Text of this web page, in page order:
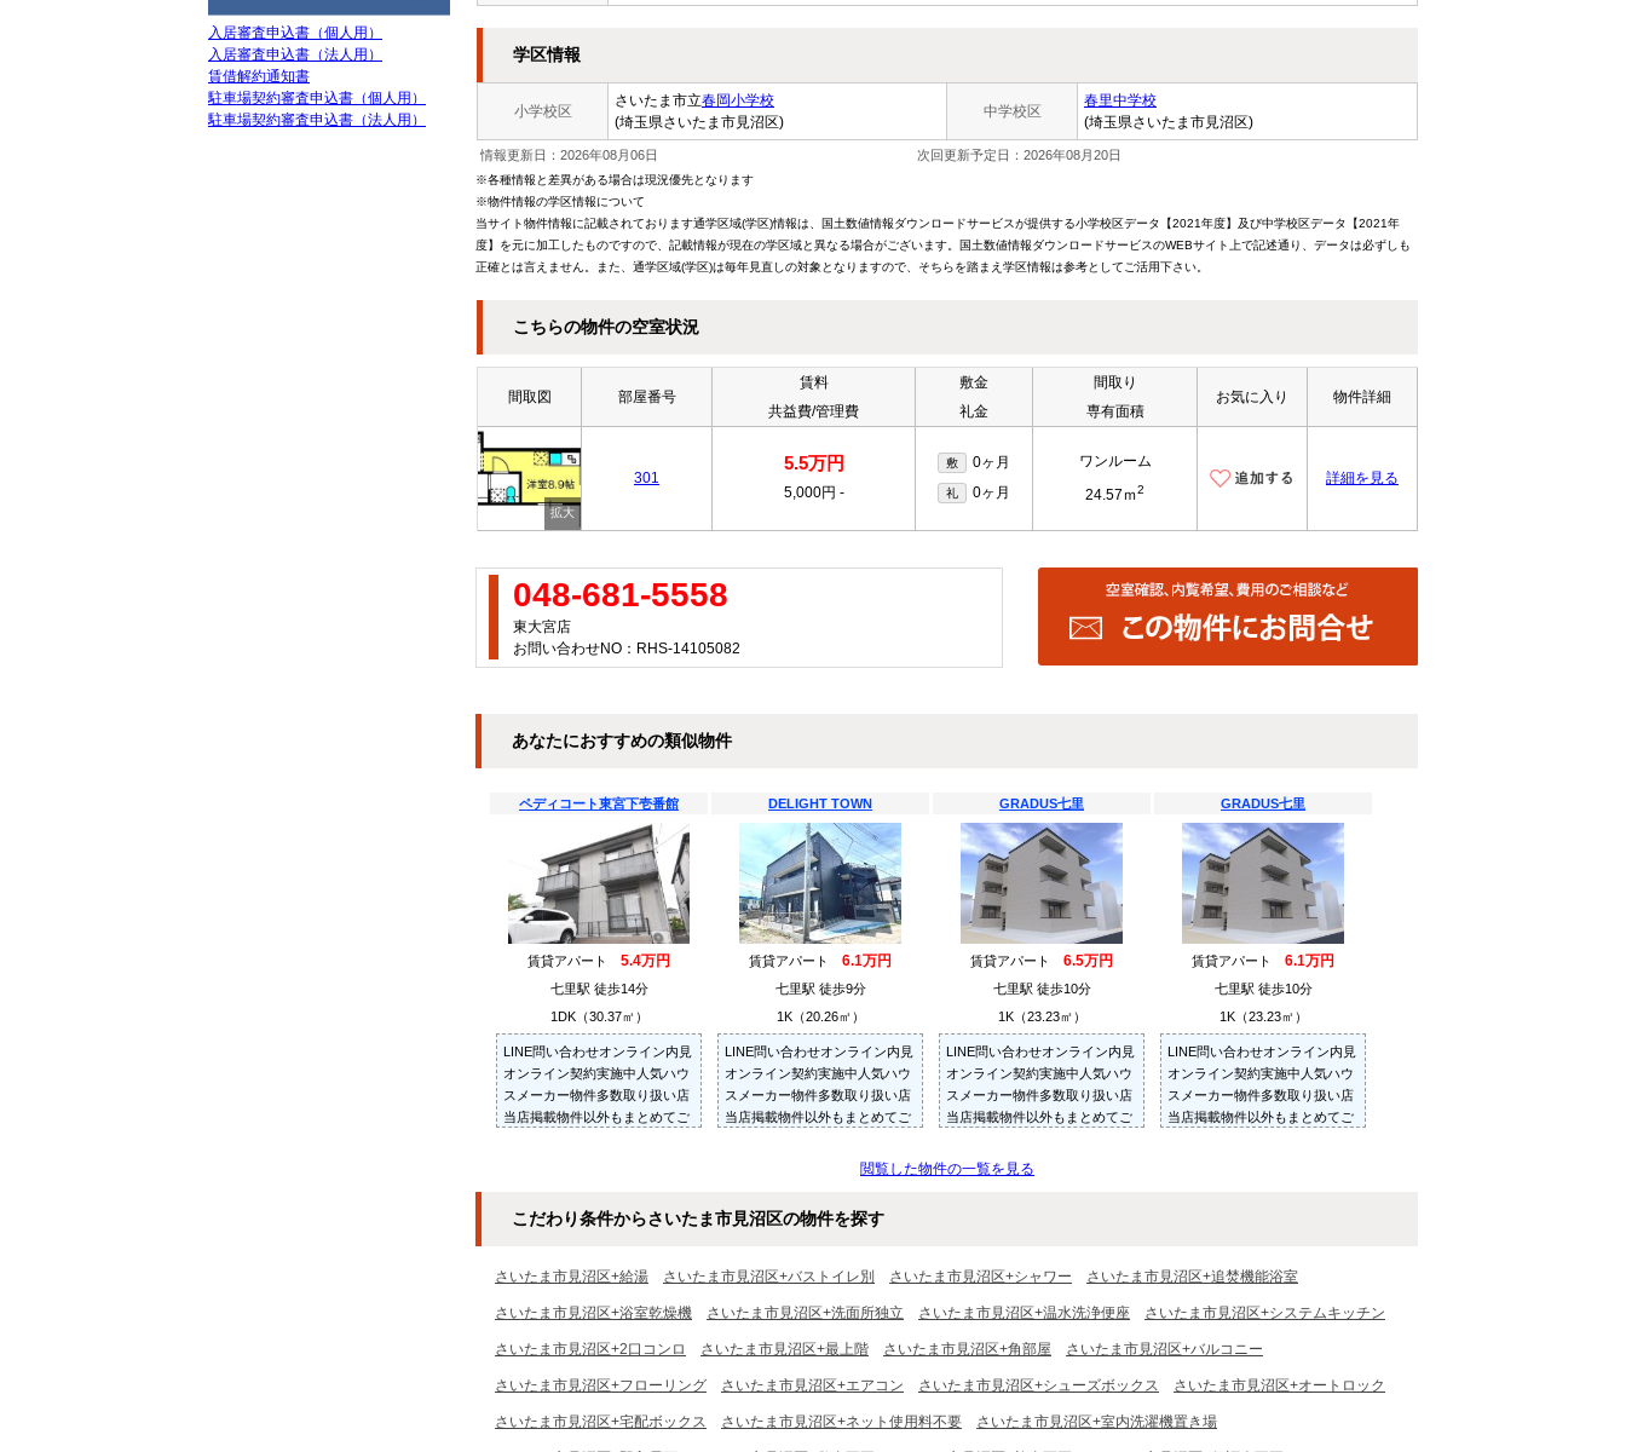
学区情報
小学校区
さいたま市立春岡小学校
(埼玉県さいたま市見沼区)
中学校区
春里中学校
(埼玉県さいたま市見沼区)
情報更新日：2026年08月06日 次回更新予定日：2026年08月20日
※各種情報と差異がある場合は現況優先となります
※物件情報の学区情報について
当サイト物件情報に記載されております通学区域(学区)情報は、国土数値情報ダウンロードサービスが提供する小学校区データ【2021年度】及び中学校区データ【2021年
度】を元に加工したものですので、記載情報が現在の学区域と異なる場合がございます。国土数値情報ダウンロードサービスのWEBサイト上で記述通り、データは必ずしも
正確とは言えません。また、通学区域(学区)は毎年見直しの対象となりますので、そちらを踏まえ学区情報は参考としてご活用下さい。
こちらの物件の空室状況
間取図 部屋番号
賃料
共益費/管理費
敷金
礼金
間取り
専有面積
お気に入り 物件詳細
301
5.5万円
5,000円 -
敷 0ヶ月
礼 0ヶ月
ワンルーム
24.57ｍ2
詳細を見る
048-681-5558
東大宮店
お問い合わせNO：RHS-14105082
あなたにおすすめの類似物件
ペディコート東宮下壱番館
賃貸アパート 5.4万円
七里駅 徒歩14分
1DK（30.37㎡）
LINE問い合わせオンライン内見
オンライン契約実施中人気ハウ
スメーカー物件多数取り扱い店
当店掲載物件以外もまとめてご
DELIGHT TOWN
賃貸アパート 6.1万円
七里駅 徒歩9分
1K（20.26㎡）
LINE問い合わせオンライン内見
オンライン契約実施中人気ハウ
スメーカー物件多数取り扱い店
当店掲載物件以外もまとめてご
お部屋を多数ご紹介させていた
GRADUS七里
賃貸アパート 6.5万円
七里駅 徒歩10分
1K（23.23㎡）
LINE問い合わせオンライン内見
オンライン契約実施中人気ハウ
スメーカー物件多数取り扱い店
当店掲載物件以外もまとめてご
お部屋を多数ご紹介させていた
GRADUS七里
賃貸アパート 6.1万円
七里駅 徒歩10分
1K（23.23㎡）
LINE問い合わせオンライン内見
オンライン契約実施中人気ハウ
スメーカー物件多数取り扱い店
当店掲載物件以外もまとめてご
閲覧した物件の一覧を見る
こだわり条件からさいたま市見沼区の物件を探す
さいたま市見沼区+給湯 さいたま市見沼区+バストイレ別 さいたま市見沼区+シャワー さいたま市見沼区+追焚機能浴室
さいたま市見沼区+浴室乾燥機 さいたま市見沼区+洗面所独立 さいたま市見沼区+温水洗浄便座 さいたま市見沼区+システムキッチン
さいたま市見沼区+2口コンロ さいたま市見沼区+最上階 さいたま市見沼区+角部屋 さいたま市見沼区+バルコニー
さいたま市見沼区+フローリング さいたま市見沼区+エアコン さいたま市見沼区+シューズボックス さいたま市見沼区+オートロック
さいたま市見沼区+宅配ボックス さいたま市見沼区+ネット使用料不要 さいたま市見沼区+室内洗濯機置き場
入居審査申込書（個人用）
入居審査申込書（法人用）
賃借解約通知書
駐車場契約審査申込書（個人用）
駐車場契約審査申込書（法人用）